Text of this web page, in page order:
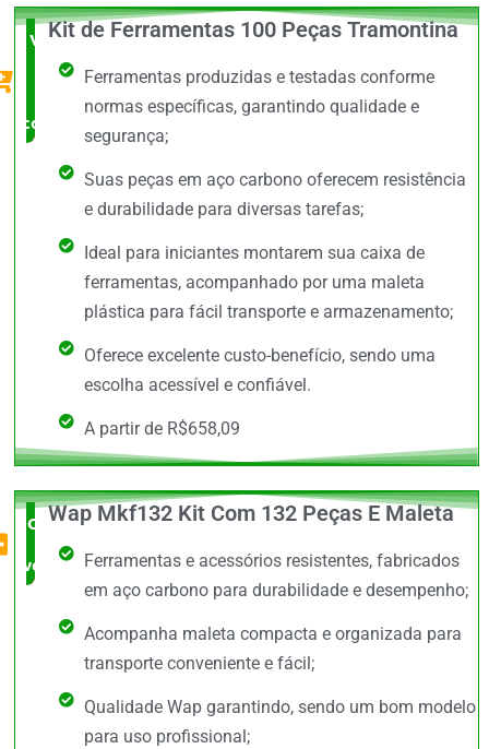
Vale a
Pena
comprar
Kit de Ferramentas 100 Peças Tramontina
Ferramentas produzidas e testadas conforme
normas específicas, garantindo qualidade e
segurança;
Suas peças em aço carbono oferecem resistência
e durabilidade para diversas tarefas;
Ideal para iniciantes montarem sua caixa de
ferramentas, acompanhado por uma maleta
plástica para fácil transporte e armazenamento;
Oferece excelente custo-benefício, sendo uma
escolha acessível e confiável.
A partir de R$658,09
O Mais
vendido
Wap Mkf132 Kit Com 132 Peças E Maleta
Ferramentas e acessórios resistentes, fabricados
em aço carbono para durabilidade e desempenho;
Acompanha maleta compacta e organizada para
transporte conveniente e fácil;
Qualidade Wap garantindo, sendo um bom modelo
para uso profissional;